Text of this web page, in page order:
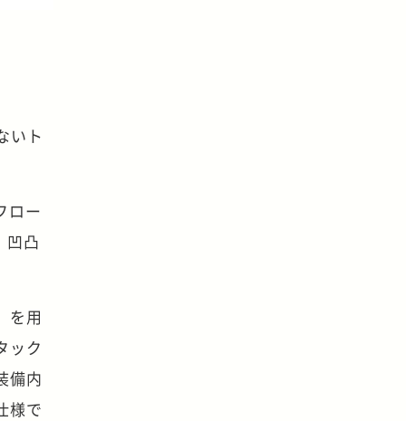
いト
ロー
凹凸
を用
ック
備内
様で